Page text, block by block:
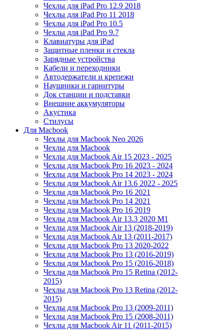
Чехлы для iPad Pro 12.9 2018
Чехлы для iPad Pro 11 2018
Чехлы для iPad Pro 10.5
Чехлы для iPad Pro 9.7
Клавиатуры для iPad
Защитные пленки и стекла
Зарядные устройства
Кабели и переходники
Автодержатели и крепежи
Наушники и гарнитуры
Док станции и подставки
Внешние аккумуляторы
Акустика
Стилусы
Для Macbook
Чехлы для Macbook Neo 2026
Чехлы для Macbook
Чехлы для Macbook Air 15 2023 - 2025
Чехлы для Macbook Pro 16 2023 - 2024
Чехлы для Macbook Pro 14 2023 - 2024
Чехлы для Macbook Air 13.6 2022 - 2025
Чехлы для Macbook Pro 16 2021
Чехлы для Macbook Pro 14 2021
Чехлы для Macbook Pro 16 2019
Чехлы для Macbook Air 13.3 2020 M1
Чехлы для Macbook Air 13 (2018-2019)
Чехлы для Macbook Air 13 (2011-2017)
Чехлы для Macbook Pro 13 2020-2022
Чехлы для Macbook Pro 13 (2016-2019)
Чехлы для Macbook Pro 15 (2016-2018)
Чехлы для Macbook Pro 15 Retina (2012-
2015)
Чехлы для Macbook Pro 13 Retina (2012-
2015)
Чехлы для Macbook Pro 13 (2009-2011)
Чехлы для Macbook Pro 15 (2008-2011)
Чехлы для Macbook Air 11 (2011-2015)